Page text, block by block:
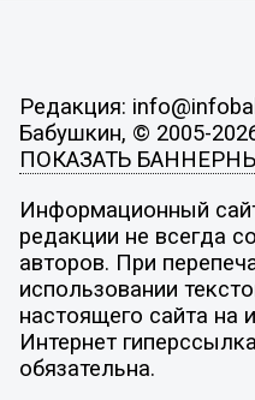
Редакция:
Бабушкин, © 2005-
ПОКАЗАТЬ
Информационный
редакции не всегда
авторов. При
использовании
настоящего сайта на
Интернет
обязательна.